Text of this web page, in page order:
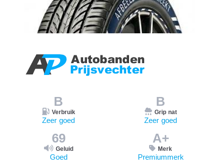
B
Verbruik
Zeer goed
B
Grip nat
Zeer goed
69
Geluid
Goed
A+
Merk
Premiummerk